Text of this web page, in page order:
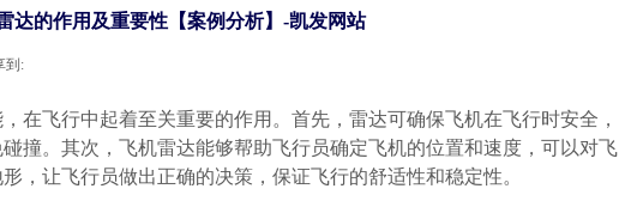
达的作用及重要性【案例分析】-凯发网站
到:
在飞行中起着至关重要的作用。首先，雷达可确保飞机在飞行时安全，
撞。其次，飞机雷达能够帮助飞行员确定飞机的位置和速度，可以对飞
，让飞行员做出正确的决策，保证飞行的舒适性和稳定性。